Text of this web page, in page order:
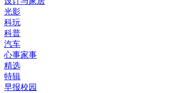
光影
科玩
科普
汽车
心事家事
精选
特辑
早报校园